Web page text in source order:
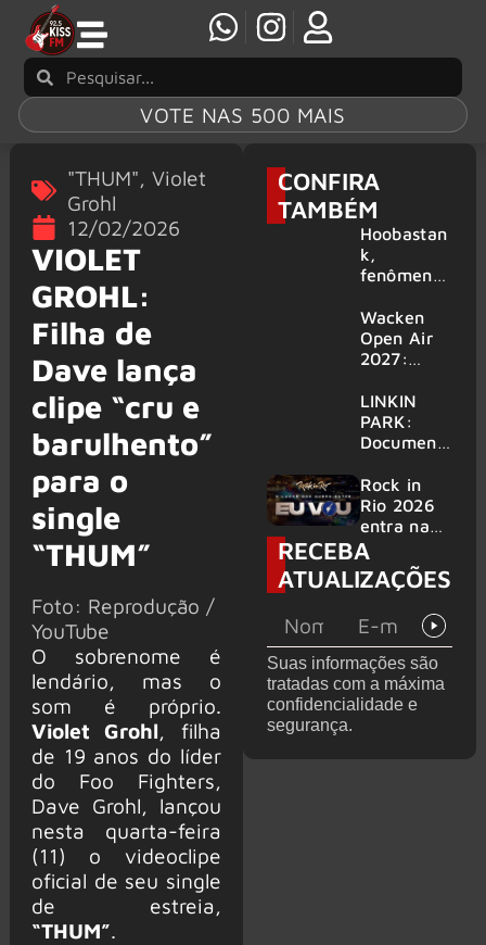
VOTE NAS 500 MAIS
"THUM", Violet
Grohl
12/02/2026
VIOLET
GROHL:
Filha de
Dave lança
clipe “cru e
barulhento”
para o
single
“THUM”
Foto: Reprodução /
YouTube
O sobrenome é
lendário, mas o
som é próprio.
Violet Grohl, filha
de 19 anos do líder
do Foo Fighters,
Dave Grohl, lançou
nesta quarta-feira
(11) o videoclipe
oficial de seu single
de estreia,
“THUM”.
CONFIRA
TAMBÉM
Hoobastan
k,
fenômeno
rock anos
2000,
volta ao
6 shows
Wacken
Open Air
2027:
amplia
line-up e
já
mais de 50
bandas
LINKIN
PARK:
Document
‘Unshatter’
e álbum ao
vivo são
anunciados
Rock in
Rio 2026
entra na
reta final
com
Cidade do
montagem
acelerada
e line-up
completo
confirmad
RECEBA
ATUALIZAÇÕES
Suas informações são
tratadas com a máxima
confidencialidade e
segurança.